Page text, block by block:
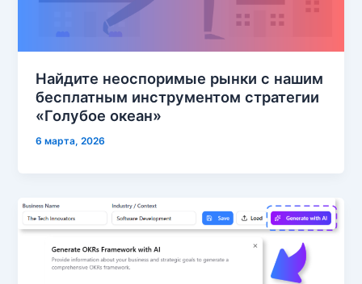
Найдите неоспоримые рынки с нашим
бесплатным инструментом стратегии
«Голубое океан»
6 марта, 2026